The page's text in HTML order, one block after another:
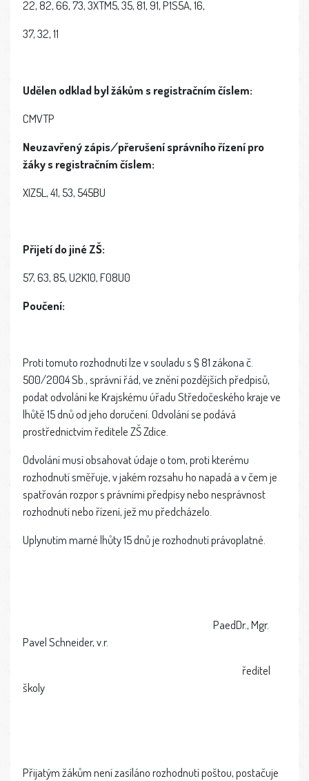
22, 82, 66, 73, 3XTM5, 35, 81, 91, P1S5A, 16,
37, 32, 11
Udělenodkladbylžákůmsregistračnímčíslem:
CMVTP
Neuzavřenýzápis/přerušenísprávníhořízení pro
žákysregistračnímčíslem:
XIZ5L, 41, 53, 545BU
Přijetí do jiné ZŠ:
57, 63, 85, U2K10, F08U0
Poučení:
Proti tomuto rozhodnutí lze v souladu s § 81 zákona č.
500/2004 Sb., správní řád, ve znění pozdějších předpisů,
podat odvolání ke Krajskému úřadu Středočeského kraje ve
lhůtě 15 dnů od jeho doručení. Odvolání se podává
prostřednictvím ředitele ZŠ Zdice.
Odvolání musí obsahovat údaje o tom, proti kterému
rozhodnutí směřuje, v jakém rozsahu ho napadá a v čem je
spatřován rozpor s právními předpisy nebo nesprávnost
rozhodnutí nebo řízení, jež mu předcházelo.
Uplynutím marné lhůty 15 dnů je rozhodnutí právoplatné.
PaedDr., Mgr.
Pavel Schneider, v.r.
ředitel
školy
Přijatým žákům není zasíláno rozhodnutí poštou, postačuje